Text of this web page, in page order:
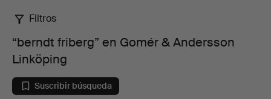
“berndt
friberg”
en
Filtros
“berndt friberg” en Gomér & Andersson
Linköping
Suscribir búsqueda